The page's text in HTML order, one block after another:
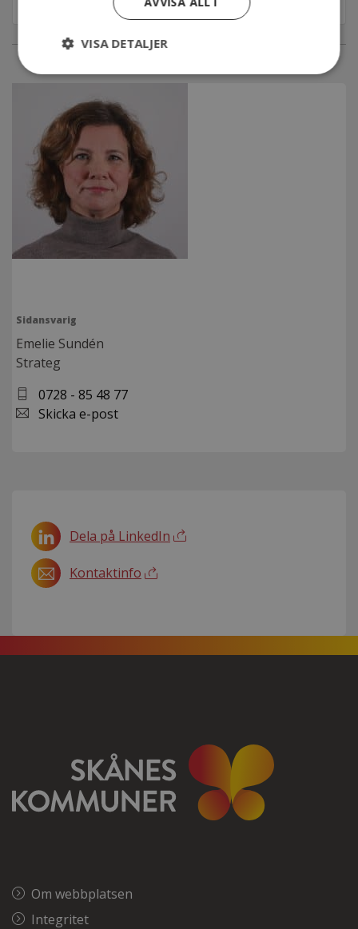
Sidansvarig
Emelie Sundén
Strateg
0728 - 85 48 77
Skicka e-post
Dela på LinkedIn
Kontaktinfo
Om webbplatsen
Integritet
VISA DETALJER